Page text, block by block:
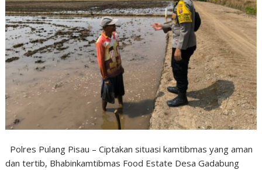
Polres Pulang Pisau – Ciptakan situasi kamtibmas yang aman
dan tertib, Bhabinkamtibmas Food Estate Desa Gadabung